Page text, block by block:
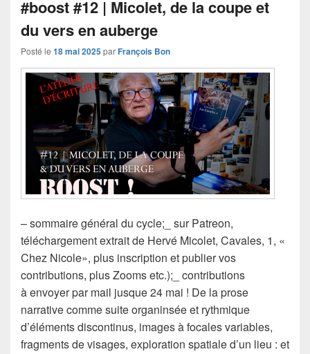
#boost #12 | Micolet, de la coupe et
du vers en auberge
Posté le 18 mai 2025parFrançois Bon
– sommaire général du cycle;_ sur Patreon,
téléchargement extrait de Hervé Micolet, Cavales, 1, «
Chez Nicole», plus inscription et publier vos
contributions, plus Zooms etc.);_ contributions
à envoyer par mail jusque 24 mai ! De la prose
narrative comme suite organinsée et rythmique
d’éléments discontinus, images à focales variables,
fragments de visages, exploration spatiale d’un lieu : et